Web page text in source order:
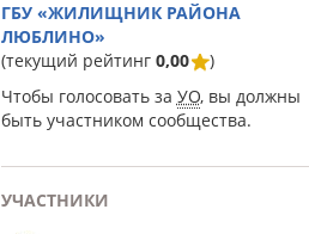
ГБУ «ЖИЛИЩНИК РАЙОНА
ЛЮБЛИНО»
(текущий рейтинг 0,00
)
Чтобы голосовать за УО, вы должны
быть участником сообщества.
УЧАСТНИКИ